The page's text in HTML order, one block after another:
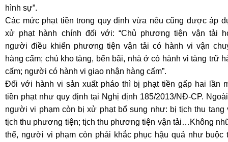
hình sự”.
Các mức phạt tiền trong quy định vừa nêu cũng được áp
xử phạt hành chính đối với: “Chủ phương tiện vận tải
người điều khiển phương tiện vận tải có hành vi vận
hàng cấm; chủ kho tàng, bến bãi, nhà ở có hành vi tàng trữ
cấm; người có hành vi giao nhận hàng cấm”.
Đối với hành vi sản xuất pháo thì bị phạt tiền gấp hai lần
tiền phạt như quy định tại Nghị định 185/2013/NĐ-CP.
người vi phạm còn bị xử phạt bổ sung như: bị tịch thu tang
tịch thu phương tiện; tịch thu phương tiện vận tải…Không
thế, người vi phạm còn phải khắc phục hậu quả như buộc